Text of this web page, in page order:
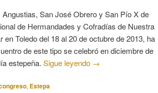
San José Obrero y San Pío X de
de Hermandades y Cofradías de Nuestra
Toledo del 18 al 20 de octubre de 2013, ha
de este tipo se celebró en diciembre de
estepeña. Sigue leyendo →
, Estepa